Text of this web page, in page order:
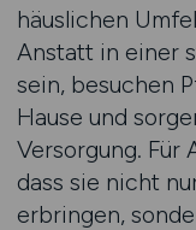
häuslichen
Anstatt in einer
sein, besuchen
Hause und
Versorgung. Für
dass sie nicht
erbringen,